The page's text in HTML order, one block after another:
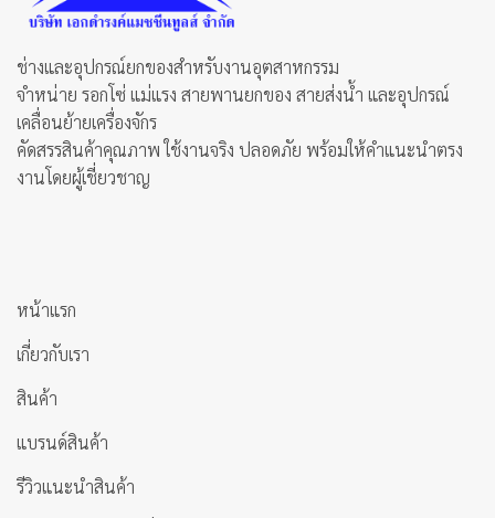
ช่างและอุปกรณ์ยกของสำหรับงานอุตสาหกรรม
จำหน่าย รอกโซ่ แม่แรง สายพานยกของ สายส่งน้ำ และอุปกรณ์
เคลื่อนย้ายเครื่องจักร
คัดสรรสินค้าคุณภาพ ใช้งานจริง ปลอดภัย พร้อมให้คำแนะนำตรง
งานโดยผู้เชี่ยวชาญ
หน้าแรก
เกี่ยวกับเรา
สินค้า
แบรนด์สินค้า
รีวิวแนะนำสินค้า